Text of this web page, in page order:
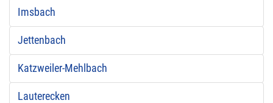
Imsbach
Jettenbach
Katzweiler-Mehlbach
Lauterecken